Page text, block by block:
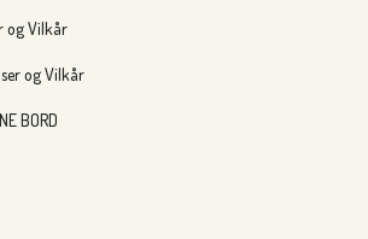
og Vilkår
og Vilkår
BORD